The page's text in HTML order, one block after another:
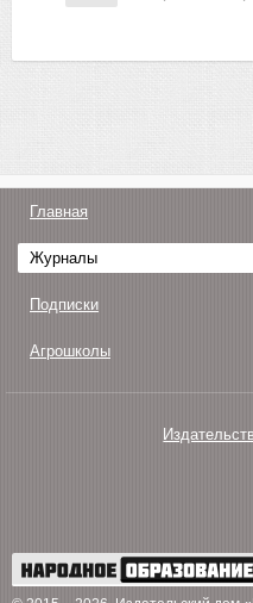
Главная
Журналы
Подписки
Агрошколы